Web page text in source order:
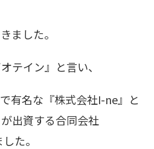
ました。
テイン』と言い、
有名な『株式会社I-ne』と
出資する合同会社
た。